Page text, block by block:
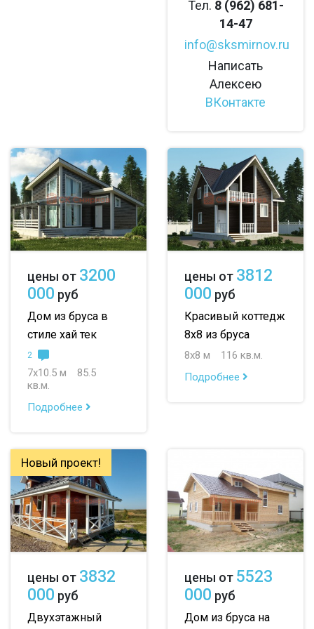
Тел. 8 (962) 681-
14-47
info@sksmirnov.ru
Написать
Алексею
ВКонтакте
цены от 3200
000 руб
Дом из бруса в
стиле хай тек
2
7х10.5 м
85.5
кв.м.
Подробнее
цены от 3812
000 руб
Красивый коттедж
8х8 из бруса
8х8 м
116 кв.м.
Подробнее
Новый проект!
цены от 3832
000 руб
Двухэтажный
цены от 5523
000 руб
Дом из бруса на